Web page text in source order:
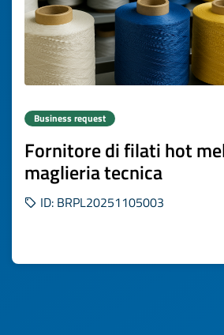
Business request
Fornitore di filati hot
maglieria tecnica
ID: BRPL20251105003